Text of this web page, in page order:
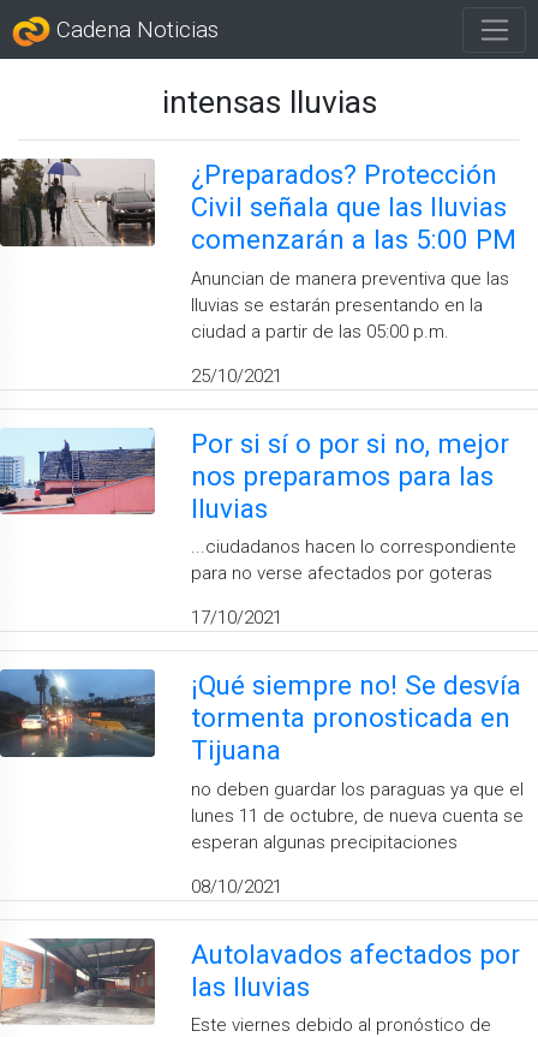
Cadena Noticias
intensas lluvias
¿Preparados? Protección
Civil señala que las lluvias
comenzarán a las 5:00 PM
Anuncian de manera preventiva que las
lluvias se estarán presentando en la
ciudad a partir de las 05:00 p.m.
25/10/2021
Por si sí o por si no, mejor
nos preparamos para las
lluvias
...ciudadanos hacen lo correspondiente
para no verse afectados por goteras
17/10/2021
¡Qué siempre no! Se desvía
tormenta pronosticada en
Tijuana
no deben guardar los paraguas ya que el
lunes 11 de octubre, de nueva cuenta se
esperan algunas precipitaciones
08/10/2021
Autolavados afectados por
las lluvias
Este viernes debido al pronóstico de